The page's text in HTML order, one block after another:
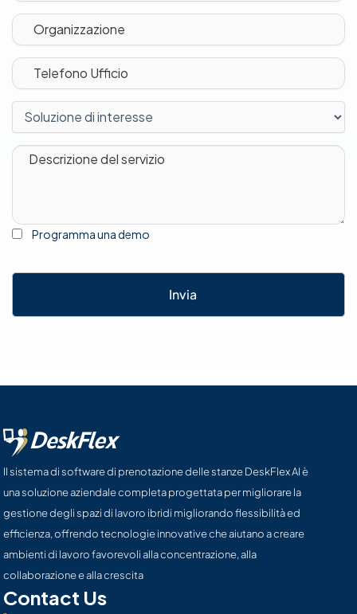
Programma una demo
Invia
Il sistema di software di prenotazione delle stanze DeskFlex AI è
una soluzione aziendale completa progettata per migliorare la
gestione degli spazi di lavoro ibridi migliorando flessibilità ed
efficienza, offrendo tecnologie innovative che aiutano a creare
ambienti di lavoro favorevoli alla concentrazione, alla
collaborazione e alla crescita
Contact Us